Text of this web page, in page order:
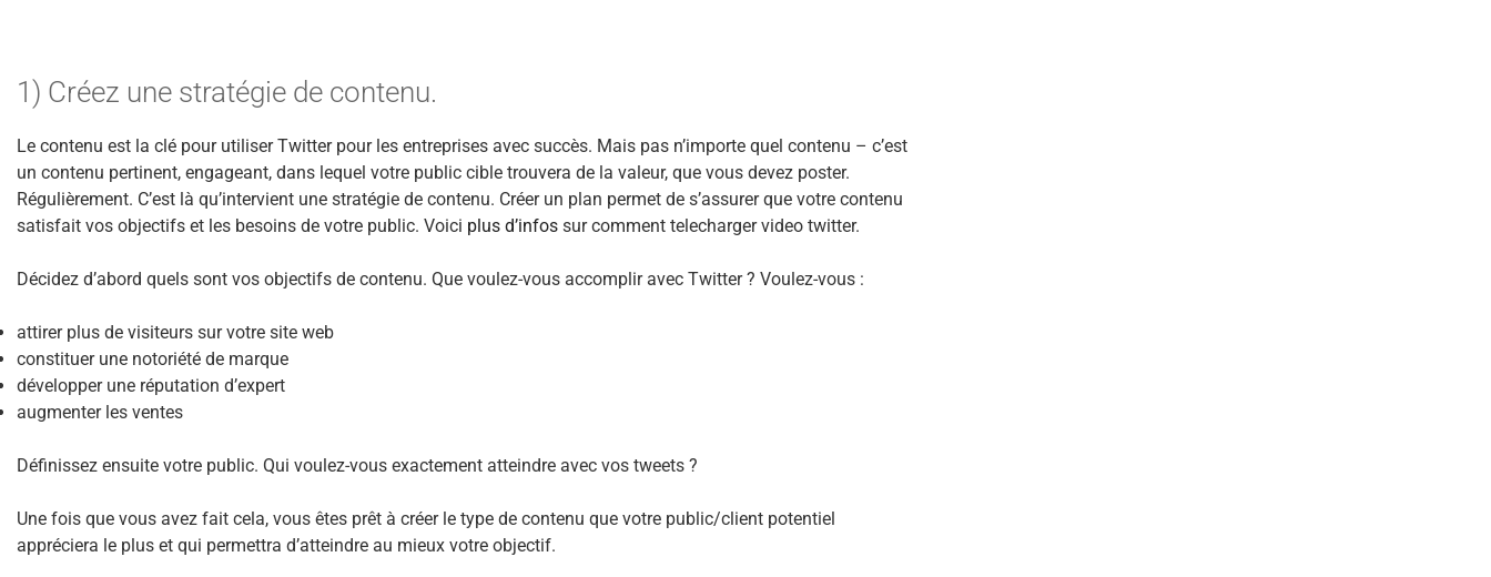
1) Créez une stratégie de contenu.
Le contenu est la clé pour utiliser Twitter pour les entreprises avec succès. Mais pas n’importe quel contenu – c’est
un contenu pertinent, engageant, dans lequel votre public cible trouvera de la valeur, que vous devez poster.
Régulièrement. C’est là qu’intervient une stratégie de contenu. Créer un plan permet de s’assurer que votre contenu
satisfait vos objectifs et les besoins de votre public. Voici plus d’infos sur comment telecharger video twitter.
Décidez d’abord quels sont vos objectifs de contenu. Que voulez-vous accomplir avec Twitter ? Voulez-vous :
attirer plus de visiteurs sur votre site web
constituer une notoriété de marque
développer une réputation d’expert
augmenter les ventes
Définissez ensuite votre public. Qui voulez-vous exactement atteindre avec vos tweets ?
Une fois que vous avez fait cela, vous êtes prêt à créer le type de contenu que votre public/client potentiel
appréciera le plus et qui permettra d’atteindre au mieux votre objectif.